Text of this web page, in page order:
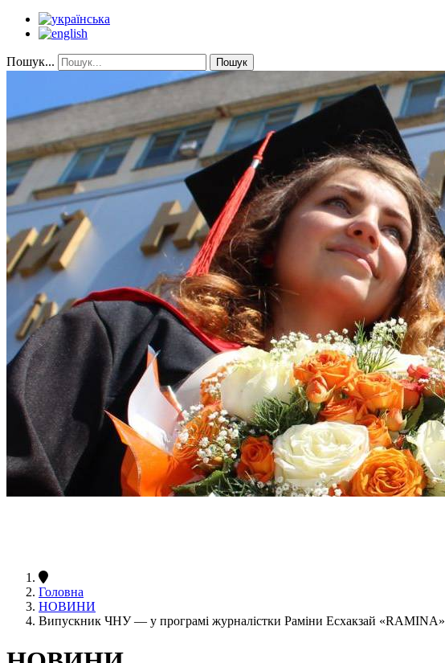
Пошук... Пошук
Головна
НОВИНИ
Випускник ЧНУ — у програмі журналістки Раміни Есхакзай «RAMINA»